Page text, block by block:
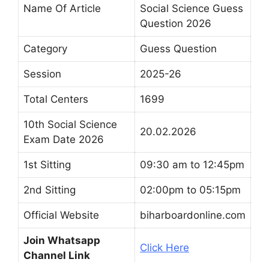
Name Of Article
Social Science Guess
Question 2026
Category Guess Question
Session 2025-26
Total Centers 1699
10th Social Science
Exam Date 2026
20.02.2026
1st Sitting 09:30 am to 12:45pm
2nd Sitting 02:00pm to 05:15pm
Official Website biharboardonline.com
Join Whatsapp
Channel Link
Click Here